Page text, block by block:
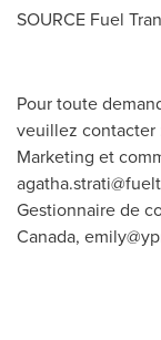
SOURCE Fuel
Pour toute
veuillez contacter
Marketing et
Gestionnaire de
Canada,